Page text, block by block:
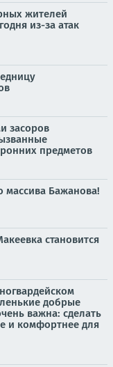
жителей
из-за атак
засоров
предметов
Бажанова!
становится
добрые
важна: сделать
и комфортнее для